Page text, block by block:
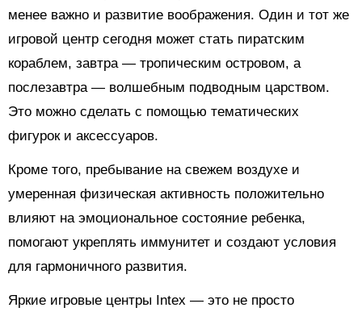
менее важно и развитие воображения. Один и тот же
игровой центр сегодня может стать пиратским
кораблем, завтра — тропическим островом, а
послезавтра — волшебным подводным царством.
Это можно сделать с помощью тематических
фигурок и аксессуаров.
Кроме того, пребывание на свежем воздухе и
умеренная физическая активность положительно
влияют на эмоциональное состояние ребенка,
помогают укреплять иммунитет и создают условия
для гармоничного развития.
Яркие игровые центры Intex — это не просто